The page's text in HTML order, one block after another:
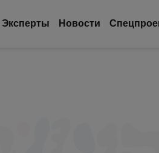
Эксперты Новости